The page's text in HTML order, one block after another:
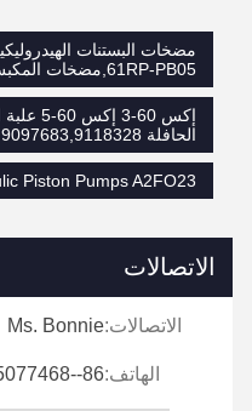
61RP-PB05,مضخات المكبس الهيدروليكية A2FO23
الحافلة 9097683,9118328 4398053 علبة التروس المقللة
Piston Pumps A2FO23
الاتصالات
الاتصالات:Ms. Bonnie
الهاتف:86--13535077468